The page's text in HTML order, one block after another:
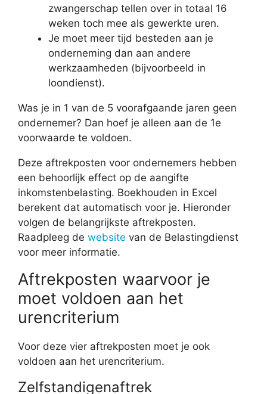
zwangerschap tellen over in totaal 16
weken toch mee als gewerkte uren.
Je moet meer tijd besteden aan je
onderneming dan aan andere
werkzaamheden (bijvoorbeeld in
loondienst).
Was je in 1 van de 5 voorafgaande jaren geen
ondernemer? Dan hoef je alleen aan de 1e
voorwaarde te voldoen.
Deze aftrekposten voor ondernemers hebben
een behoorlijk effect op de aangifte
inkomstenbelasting. Boekhouden in Excel
berekent dat automatisch voor je. Hieronder
volgen de belangrijkste aftrekposten.
Raadpleeg de website van de Belastingdienst
voor meer informatie.
Aftrekposten waarvoor je
moet voldoen aan het
urencriterium
Voor deze vier aftrekposten moet je ook
voldoen aan het urencriterium.
Zelfstandigenaftrek